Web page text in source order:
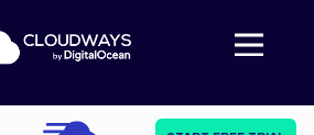
Abre a navegação